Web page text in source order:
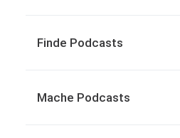
Finde Podcasts
Mache Podcasts